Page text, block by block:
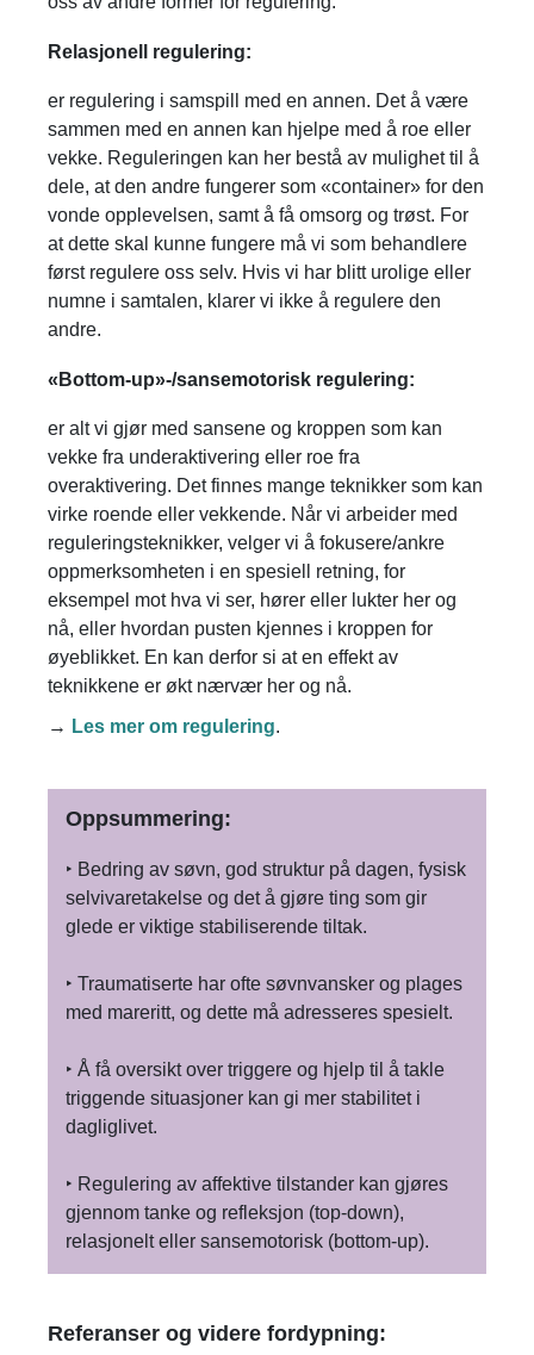
Relasjonell regulering:
er regulering i samspill med en annen. Det å være
sammen med en annen kan hjelpe med å roe eller
vekke. Reguleringen kan her bestå av mulighet til å
dele, at den andre fungerer som «container» for den
vonde opplevelsen, samt å få omsorg og trøst. For
at dette skal kunne fungere må vi som behandlere
først regulere oss selv. Hvis vi har blitt urolige eller
numne i samtalen, klarer vi ikke å regulere den
andre.
«Bottom-up»-/sansemotorisk regulering:
er alt vi gjør med sansene og kroppen som kan
vekke fra underaktivering eller roe fra
overaktivering. Det finnes mange teknikker som kan
virke roende eller vekkende. Når vi arbeider med
reguleringsteknikker, velger vi å fokusere/ankre
oppmerksomheten i en spesiell retning, for
eksempel mot hva vi ser, hører eller lukter her og
nå, eller hvordan pusten kjennes i kroppen for
øyeblikket. En kan derfor si at en effekt av
teknikkene er økt nærvær her og nå.
→ Les mer om regulering.
Oppsummering:
‣ Bedring av søvn, god struktur på dagen, fysisk
selvivaretakelse og det å gjøre ting som gir
glede er viktige stabiliserende tiltak.
‣ Traumatiserte har ofte søvnvansker og plages
med mareritt, og dette må adresseres spesielt.
‣ Å få oversikt over triggere og hjelp til å takle
triggende situasjoner kan gi mer stabilitet i
dagliglivet.
‣ Regulering av affektive tilstander kan gjøres
gjennom tanke og refleksjon (top-down),
relasjonelt eller sansemotorisk (bottom-up).
Referanser og videre fordypning:​